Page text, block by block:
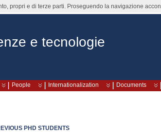
e tecnologie
People Internationalization Documents
PHD STUDENTS
propri e di terze parti. Proseguendo la navigazione